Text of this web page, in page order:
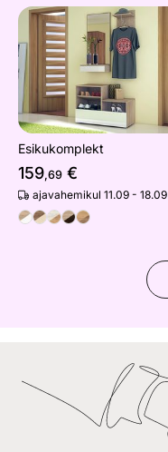
Esikukomplekt
Otsi sarnaseid
Esikukomplekt
159,69 €
ajavahemikul 11.09 - 18.09